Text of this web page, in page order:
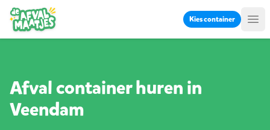
Kies container
Afval container huren in
Veendam